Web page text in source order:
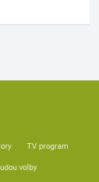
TV program
volby